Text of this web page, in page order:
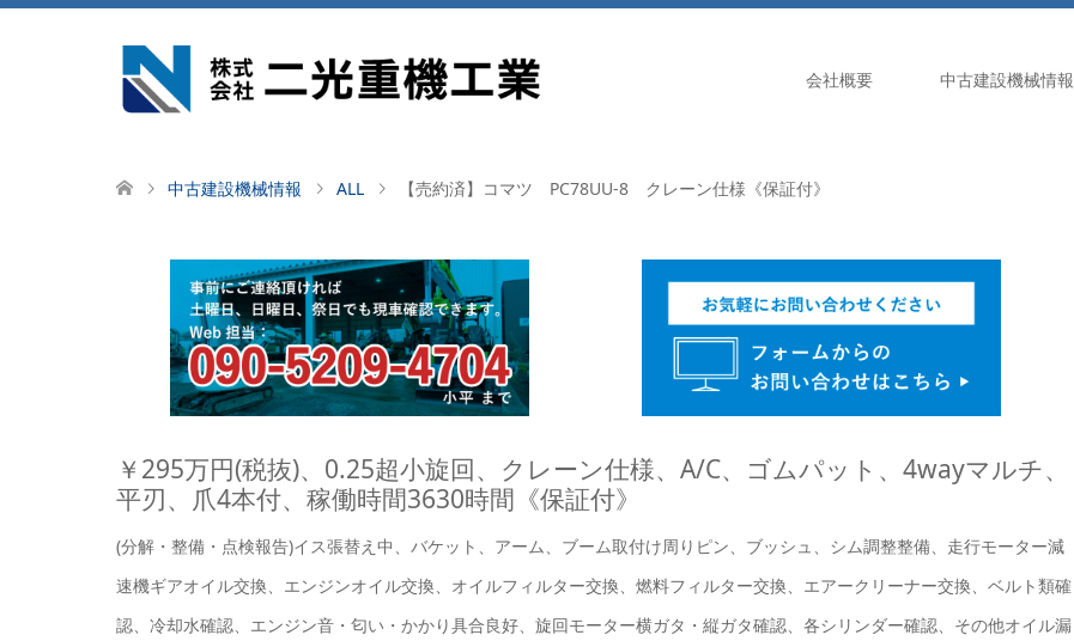
会社概要 中古建設機械情報
中古建設機械情報 ALL 【売約済】コマツ PC78UU-8 クレーン仕様《保証付》
￥295万円(税抜)、0.25超小旋回、クレーン仕様、A/C、ゴムパット、4wayマルチ、
平刃、爪4本付、稼働時間3630時間《保証付》
(分解・整備・点検報告)イス張替え中、バケット、アーム、ブーム取付け周りピン、ブッシュ、シム調整整備、走行モーター減
速機ギアオイル交換、エンジンオイル交換、オイルフィルター交換、燃料フィルター交換、エアークリーナー交換、ベルト類確
認、冷却水確認、エンジン音・匂い・かかり具合良好、旋回モーター横ガタ・縦ガタ確認、各シリンダー確認、その他オイル漏